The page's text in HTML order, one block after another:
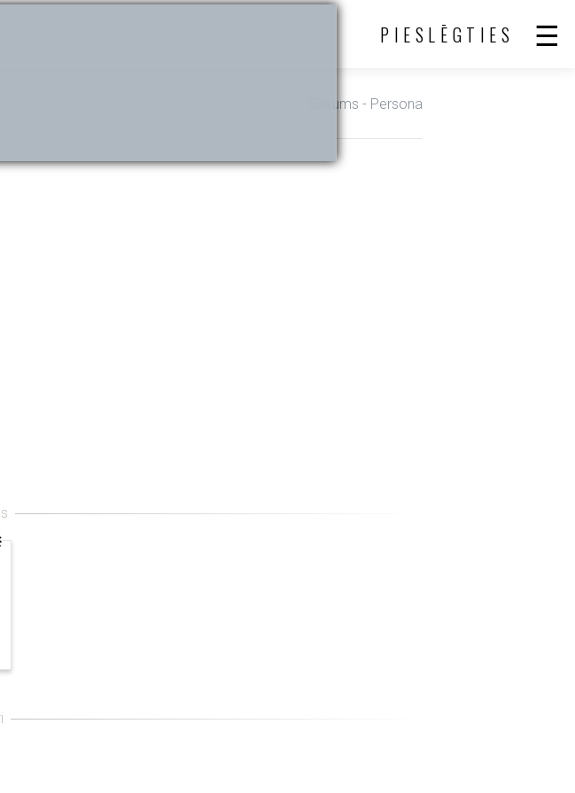
PIESLĒGTIES
Sākums - Persona